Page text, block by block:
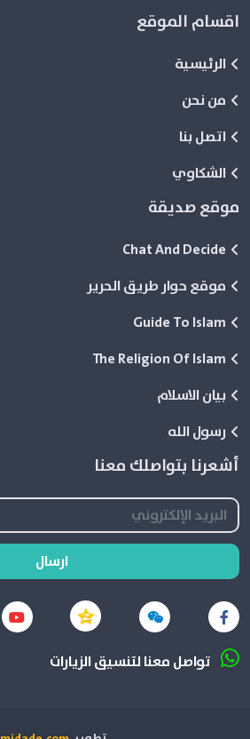
اقسام الموقع
الرئيسية
من نحن
اتصل بنا
الشكاوي
موقع صديقة
Chat And Decide
موقع حوار طريق الحرير
Guide To Islam
The Religion Of Islam
بيان الاسلام
رسول الله
أشعرنا بتواصلك معنا
ارسال
تواصل معنا لتنسيق الزيارات